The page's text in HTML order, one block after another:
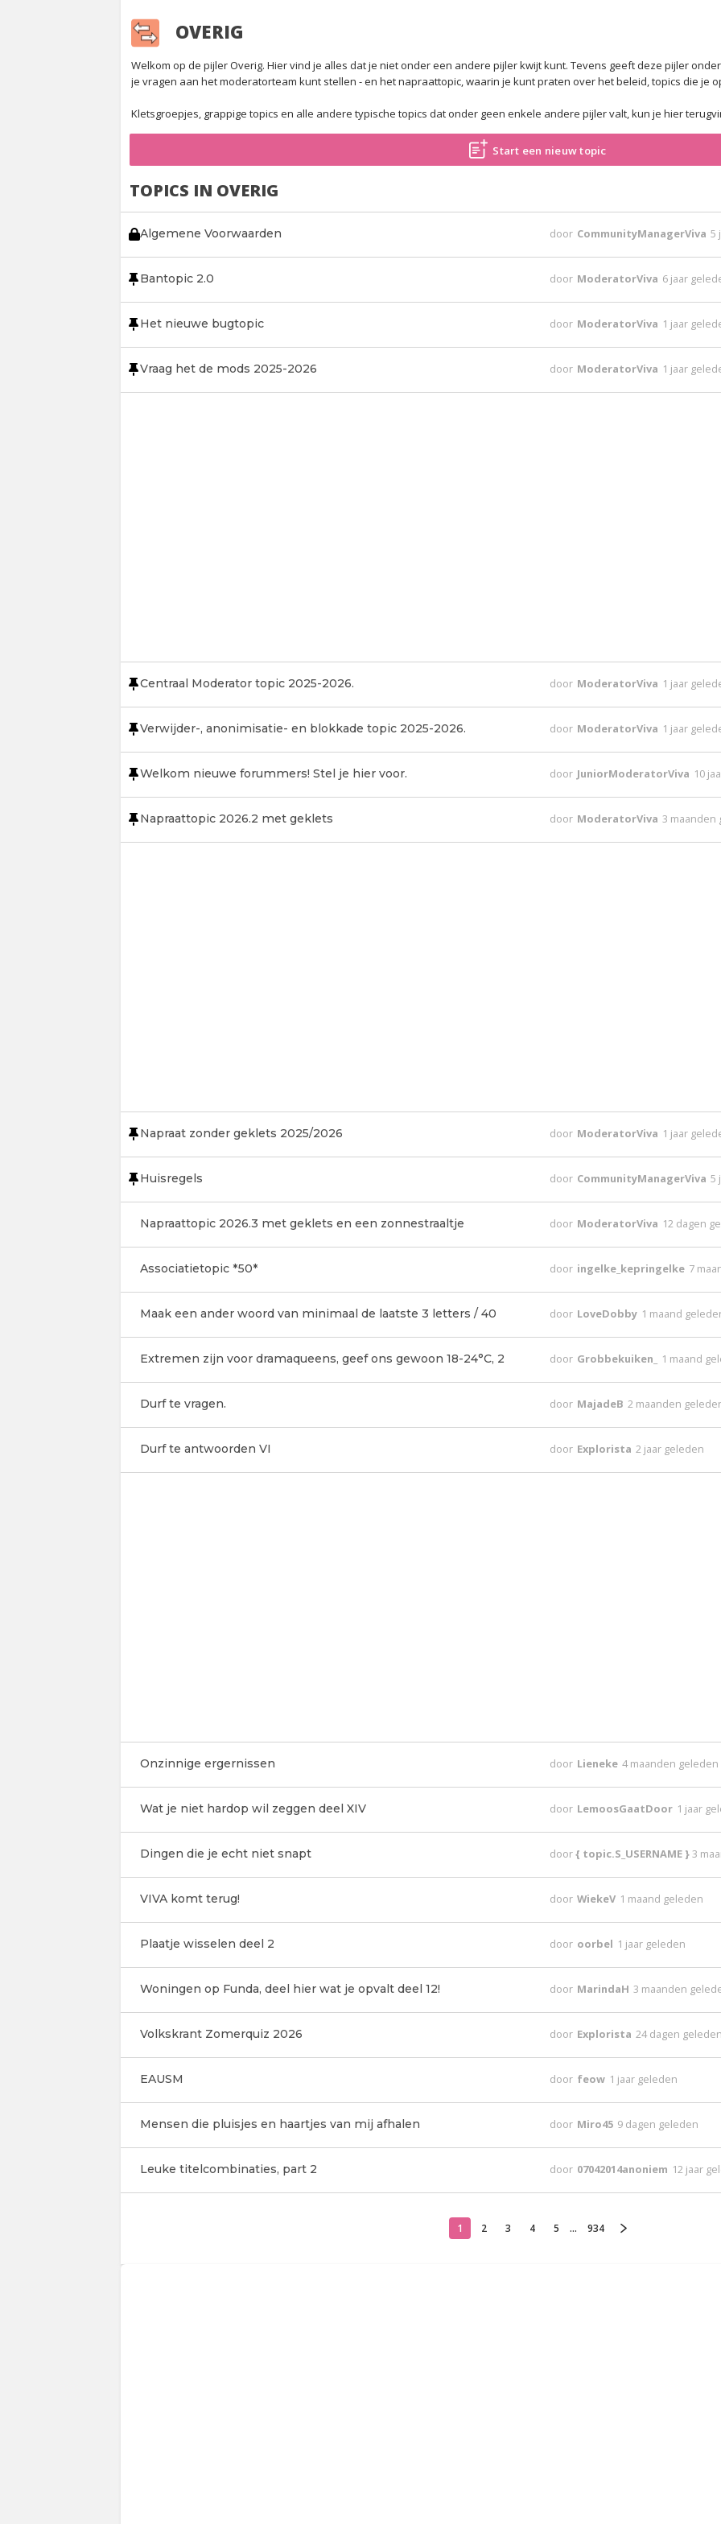
OVERIG
Welkom op de pijler Overig. Hier vind je alles dat je niet onder een andere pijler kwijt kunt. Tevens geeft deze pijler
je vragen aan het moderatorteam kunt stellen - en het napraattopic, waarin je kunt praten over het beleid, topics die je
Kletsgroepjes, grappige topics en alle andere typische topics dat onder geen enkele andere pijler valt, kun je hier
Start een nieuw topic
TOPICS IN OVERIG
Algemene Voorwaarden door CommunityManagerViva 5
Bantopic 2.0 door ModeratorViva 6 jaar
Het nieuwe bugtopic door ModeratorViva 1 jaar
Vraag het de mods 2025-2026 door ModeratorViva 1 jaar
Centraal Moderator topic 2025-2026. door ModeratorViva 1 jaar
Verwijder-, anonimisatie- en blokkade topic 2025-2026. door ModeratorViva 1 jaar
Welkom nieuwe forummers! Stel je hier voor. door JuniorModeratorViva 10
Napraattopic 2026.2 met geklets door ModeratorViva 3 maanden
Napraat zonder geklets 2025/2026 door ModeratorViva 1 jaar
Huisregels door CommunityManagerViva 5
Napraattopic 2026.3 met geklets en een zonnestraaltje door ModeratorViva 12 dagen
Associatietopic *50* door ingelke_kepringelke 7
Maak een ander woord van minimaal de laatste 3 letters / 40 door LoveDobby 1 maand
Extremen zijn voor dramaqueens, geef ons gewoon 18-24°C, 2 door Grobbekuiken_ 1 maand
Durf te vragen. door MajadeB 2 maanden
Durf te antwoorden VI door Explorista 2 jaar geleden
Onzinnige ergernissen door Lieneke 4 maanden geleden
Wat je niet hardop wil zeggen deel XIV door LemoosGaatDoor 1 jaar
Dingen die je echt niet snapt door{ topic.S_USERNAME }3
VIVA komt terug! door WiekeV 1 maand geleden
Plaatje wisselen deel 2 door oorbel 1 jaar geleden
Woningen op Funda, deel hier wat je opvalt deel 12! door MarindaH 3 maanden
Volkskrant Zomerquiz 2026 door Explorista 24 dagen geleden
EAUSM door feow 1 jaar geleden
Mensen die pluisjes en haartjes van mij afhalen door Miro45 9 dagen geleden
Leuke titelcombinaties, part 2 door 07042014anoniem 12 jaar
1 2 3 4 5 ... 934